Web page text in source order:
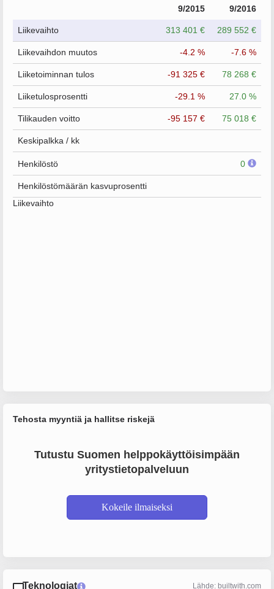
9/2015 9/2016
Liikevaihto 313 401 € 289 552 €
Liikevaihdon muutos -4.2 % -7.6 %
Liiketoiminnan tulos -91 325 € 78 268 €
Liiketulosprosentti -29.1 % 27.0 %
Tilikauden voitto -95 157 € 75 018 €
Keskipalkka / kk
Henkilöstö 0
Henkilöstömäärän kasvuprosentti
Liikevaihto
Tehosta myyntiä ja hallitse riskejä
Tutustu Suomen helppokäyttöisimpään
yritystietopalveluun
Kokeile ilmaiseksi
Teknologiat Lähde: builtwith.com